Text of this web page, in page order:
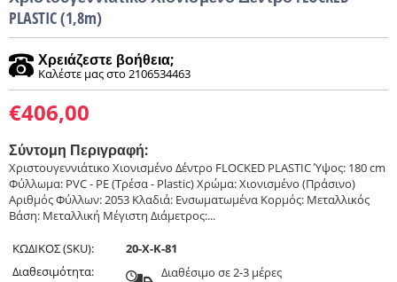
PLASTIC (1,8m)
Χρειάζεστε βοήθεια;
Καλέστε μας στο 2106534463
€406,00
Σύντομη Περιγραφή:
Χριστουγεννιάτικο Χιονισμένο Δέντρο FLOCKED PLASTIC Ύψος: 180 cm
Φύλλωμα: PVC - PE (Τρέσα - Plastic) Χρώμα: Χιονισμένο (Πράσινο)
Αριθμός Φύλλων: 2053 Κλαδιά: Ενσωματωμένα Κορμός: Μεταλλικός
Βάση: Μεταλλική Μέγιστη Διάμετρος:...
ΚΩΔΙΚΟΣ (SKU):
20-X-K-81
Διαθεσιμότητα:
Διαθέσιμο σε 2-3 μέρες